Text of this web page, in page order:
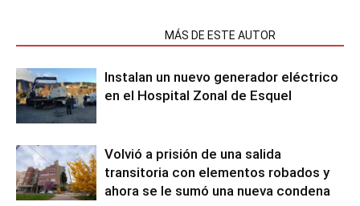
MÁS DE ESTE AUTOR
Instalan un nuevo generador eléctrico
en el Hospital Zonal de Esquel
Volvió a prisión de una salida
transitoria con elementos robados y
ahora se le sumó una nueva condena